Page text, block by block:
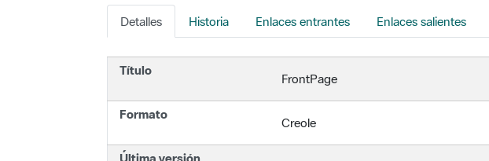
Detalles Historia Enlaces entrantes Enlaces salientes
Título
FrontPage
Formato
Creole